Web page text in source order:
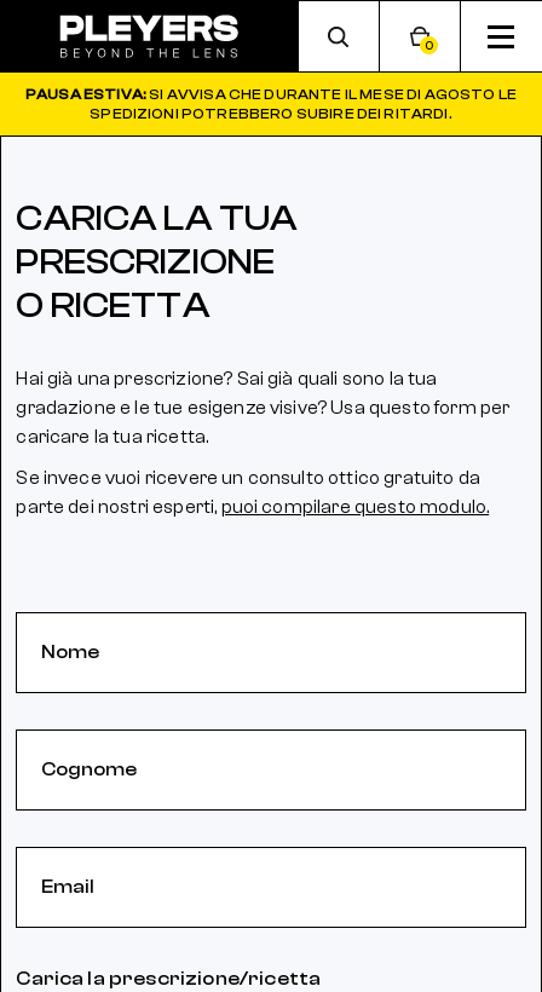
0
PAUSA ESTIVA:SI AVVISA CHE DURANTE IL MESE DI AGOSTO LE
SPEDIZIONI POTREBBERO SUBIRE DEI RITARDI.
CARICA LA TUA
PRESCRIZIONE
O RICETTA
Hai già una prescrizione? Sai già quali sono la tua
gradazione e le tue esigenze visive? Usa questo form per
caricare la tua ricetta.
Se invece vuoi ricevere un consulto ottico gratuito da
parte dei nostri esperti, puoi compilare questo modulo.
Carica la prescrizione/ricetta